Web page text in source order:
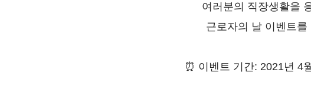
여러분의 직장생활을
근로자의 날 이벤트를
⏰ 이벤트 기간: 2021년 4